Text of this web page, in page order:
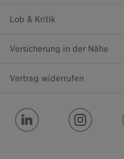
Lob & Kritik
Versicherung in der Nähe
Vertrag widerrufen